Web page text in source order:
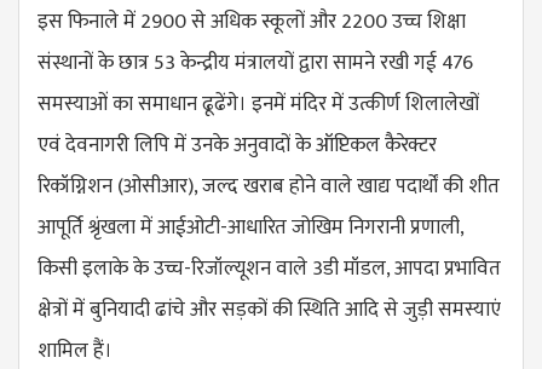
इस फिनाले में 2900 से अधिक स्कूलों और 2200 उच्च शिक्षा
संस्थानों के छात्र 53 केन्द्रीय मंत्रालयों द्वारा सामने रखी गई 476
समस्याओं का समाधान ढूढेंगे। इनमें मंदिर में उत्कीर्ण शिलालेखों
एवं देवनागरी लिपि में उनके अनुवादों के ऑप्टिकल कैरेक्टर
रिकॉग्निशन (ओसीआर), जल्द खराब होने वाले खाद्य पदार्थों की शीत
आपूर्ति श्रृंखला में आईओटी-आधारित जोखिम निगरानी प्रणाली,
किसी इलाके के उच्च-रिजॉल्यूशन वाले 3डी मॉडल, आपदा प्रभावित
क्षेत्रों में बुनियादी ढांचे और सड़कों की स्थिति आदि से जुड़ी समस्याएं
शामिल हैं।